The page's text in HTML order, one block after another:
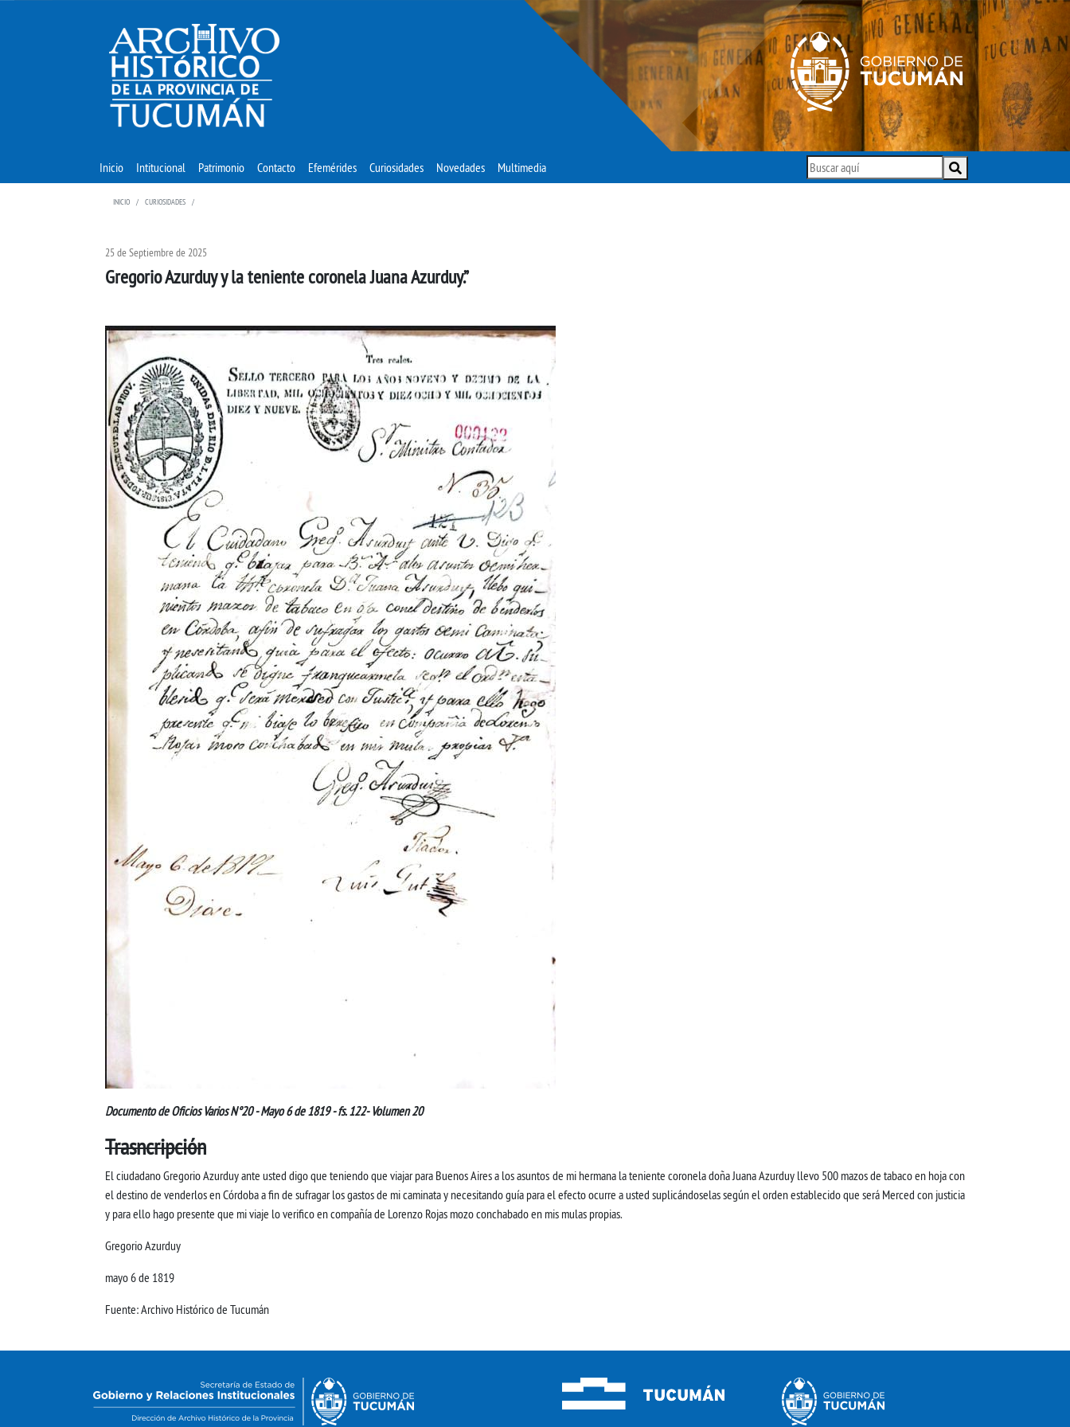
Inicio Intitucional Patrimonio Contacto Efemérides Curiosidades Novedades Multimedia
INICIO CURIOSIDADES
25 de Septiembre de 2025
Gregorio Azurduy y la teniente coronela Juana Azurduy.”
Documento de Oficios Varios N°20 - Mayo 6 de 1819 - fs. 122- Volumen 20
Trasncripción
El ciudadano Gregorio Azurduy ante usted digo que teniendo que viajar para Buenos Aires a los asuntos de mi hermana la teniente coronela doña Juana Azurduy llevo 500 mazos de tabaco en hoja con
el destino de venderlos en Córdoba a fin de sufragar los gastos de mi caminata y necesitando guía para el efecto ocurre a usted suplicándoselas según el orden establecido que será Merced con justicia
y para ello hago presente que mi viaje lo verifico en compañía de Lorenzo Rojas mozo conchabado en mis mulas propias.
Gregorio Azurduy
mayo 6 de 1819
Fuente: Archivo Histórico de Tucumán